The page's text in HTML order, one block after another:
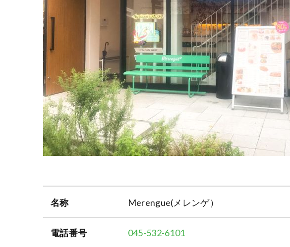
名称 Merengue(メレンゲ）
電話番号 045-532-6101